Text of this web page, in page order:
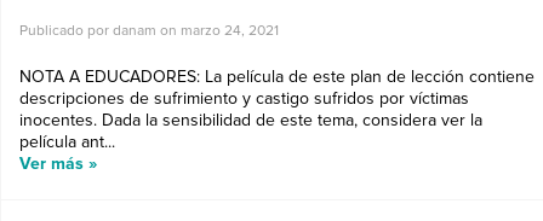
Publicado por danam on marzo 24, 2021
NOTA A EDUCADORES: La película de este plan de lección contiene
descripciones de sufrimiento y castigo sufridos por víctimas
inocentes. Dada la sensibilidad de este tema, considera ver la
película ant...
Ver más »